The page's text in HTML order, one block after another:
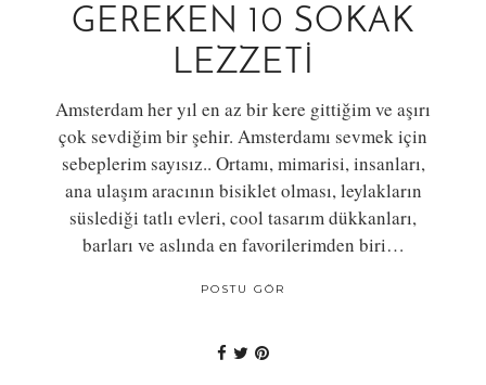
GEREKEN 10 SOKAK
LEZZETI
Amsterdam her yıl en az bir kere gittiğim ve aşırı
çok sevdiğim bir şehir. Amsterdamı sevmek için
sebeplerim sayısız.. Ortamı, mimarisi, insanları,
ana ulaşım aracının bisiklet olması, leylakların
süslediği tatlı evleri, cool tasarım dükkanları,
barları ve aslında en favorilerimden biri…
POSTU GÖR